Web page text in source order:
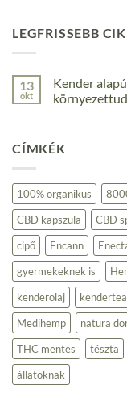
LEGFRISSEBB
13
okt
Kender
Kender
alapú
választás
a
környezettudatos
fogyasztóknak
bejegyzéshez
CÍMKÉK
100% organikus
CBD kapszula
CBD
cipő
Encann
gyermekeknek is
kenderolaj
kendertea
Medihemp
natura
THC mentes
tészta
állatoknak